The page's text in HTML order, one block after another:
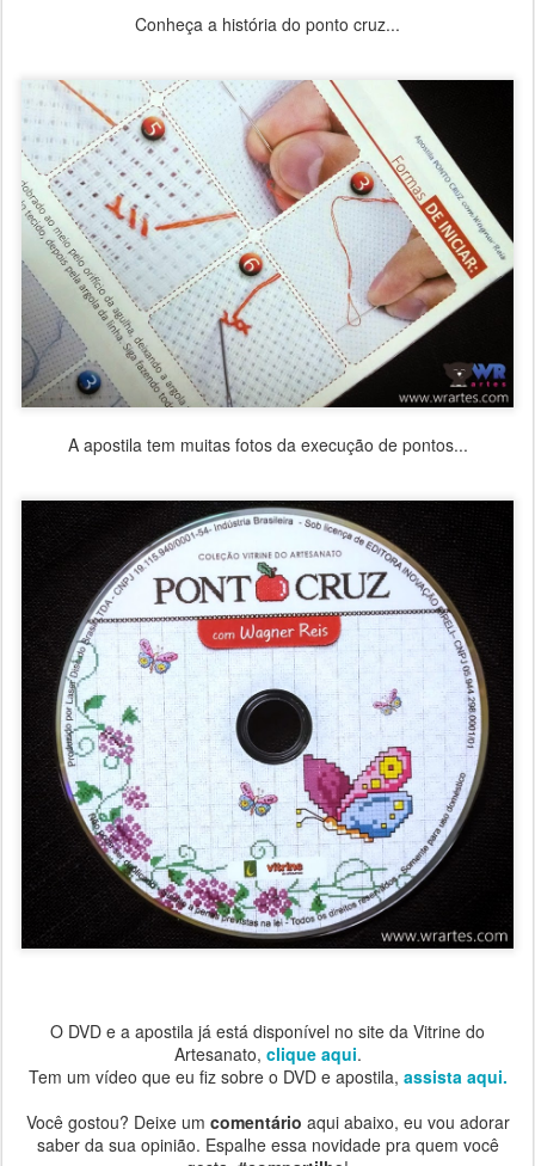
Conheça a história do ponto cruz...
A apostila tem muitas fotos da execução de pontos...
O DVD e a apostila já está disponível no site da Vitrine do
Artesanato, clique aqui.
Tem um vídeo que eu fiz sobre o DVD e apostila, assista aqui.
Você gostou? Deixe um comentário aqui abaixo, eu vou adorar
saber da sua opinião. Espalhe essa novidade pra quem você